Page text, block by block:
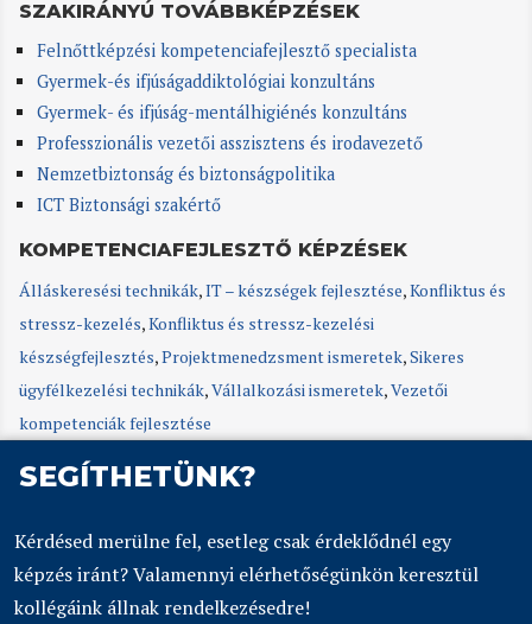
SZAKIRÁNYÚ TOVÁBBKÉPZÉSEK
Felnőttképzési kompetenciafejlesztő specialista
Gyermek-és ifjúságaddiktológiai konzultáns
Gyermek- és ifjúság-mentálhigiénés konzultáns
Professzionális vezetői asszisztens és irodavezető
Nemzetbiztonság és biztonságpolitika
ICT Biztonsági szakértő
KOMPETENCIAFEJLESZTŐ KÉPZÉSEK
Álláskeresési technikák,IT – készségek fejlesztése,Konfliktus és
stressz-kezelés,Konfliktus és stressz-kezelési
készségfejlesztés,Projektmenedzsment ismeretek,Sikeres
ügyfélkezelési technikák,Vállalkozási ismeretek,Vezetői
kompetenciák fejlesztése
SEGÍTHETÜNK?
Kérdésed merülne fel, esetleg csak érdeklődnél egy
képzés iránt? Valamennyi elérhetőségünkön keresztül
kollégáink állnak rendelkezésedre!